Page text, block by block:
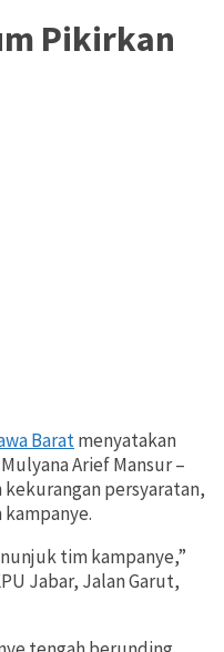
Pikirkan
Baratmenyatakan
Arief Mansur –
kekurangan persyaratan,
tim kampanye,”
Jabar, Jalan Garut,